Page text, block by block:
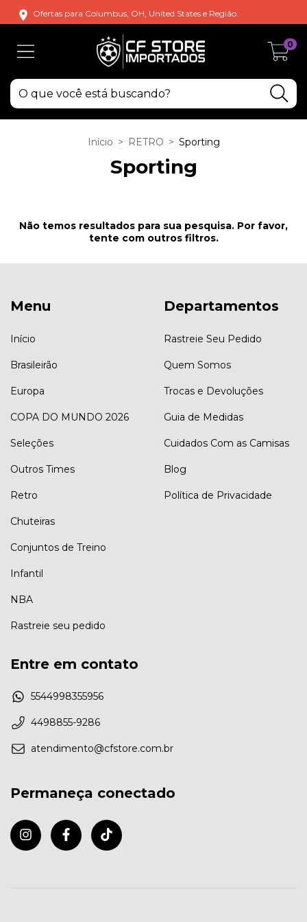
Ofertas para Columbus, OH, United States e Região.
0
Início > RETRO > Sporting
Sporting
Não temos resultados para sua pesquisa. Por favor,
tente com outros filtros.
Menu
Início
Brasileirão
Europa
COPA DO MUNDO 2026
Seleções
Outros Times
Retro
Chuteiras
Conjuntos de Treino
Infantil
NBA
Rastreie seu pedido
Departamentos
Rastreie Seu Pedido
Quem Somos
Trocas e Devoluções
Guia de Medidas
Cuidados Com as Camisas
Blog
Política de Privacidade
Entre em contato
5544998355956
4498855-9286
atendimento@cfstore.com.br
Permaneça conectado